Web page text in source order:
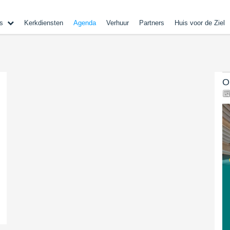
Kerkdiensten Agenda Verhuur Partners Huis voor de Ziel